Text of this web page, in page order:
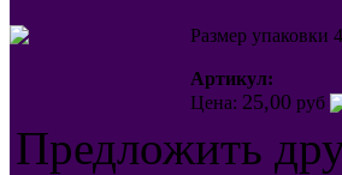
Размер упаковки
Артикул:
Цена: 25,00 руб
Предложить